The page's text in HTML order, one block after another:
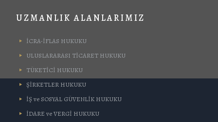
UZMANLIK ALANLARIMIZ
İCRA-İFLAS HUKUKU
ULUSLARARASI TİCARET HUKUKU
TÜKETİCİ HUKUKU
ŞİRKETLER HUKUKU
İŞ ve SOSYAL GÜVENLİK HUKUKU
İDARE ve VERGİ HUKUKU